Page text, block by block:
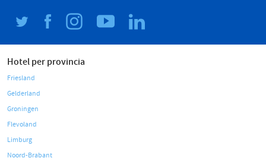
Hotel per provincia
Friesland
Gelderland
Groningen
Flevoland
Limburg
Noord-Brabant